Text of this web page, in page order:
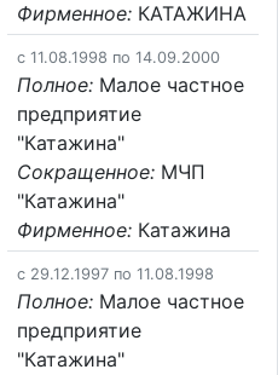
Фирменное: КАТАЖИНА
c 11.08.1998 по 14.09.2000
Полное: Малое частное
предприятие
"Катажина"
Сокращенное: МЧП
"Катажина"
Фирменное: Катажина
c 29.12.1997 по 11.08.1998
Полное: Малое частное
предприятие
"Катажина"